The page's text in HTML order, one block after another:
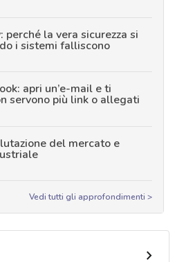
perché la vera sicurezza si
i sistemi falliscono
apri un’e-mail e ti
servono più link o allegati
del mercato e
Vedi tutti gli approfondimenti >